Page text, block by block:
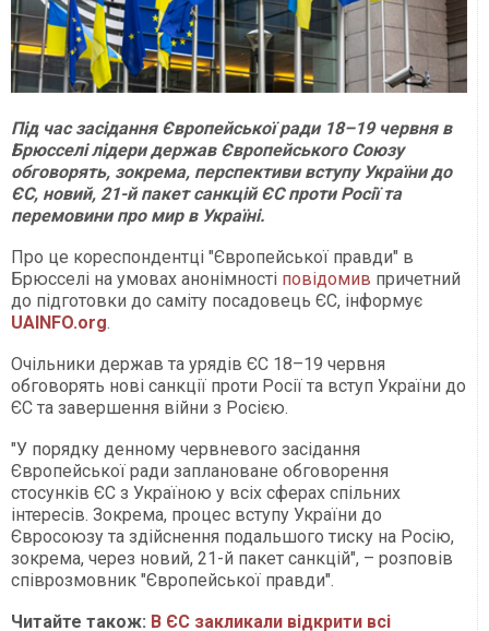
Під час засідання Європейської ради 18–19 червня в
Брюсселі лідери держав Європейського Союзу
обговорять, зокрема, перспективи вступу України до
ЄС, новий, 21-й пакет санкцій ЄС проти Росії та
перемовини про мир в Україні.
Про це кореспондентці "Європейської правди" в
Брюсселі на умовах анонімності повідомив причетний
до підготовки до саміту посадовець ЄС, інформує
UAINFO.org.
Очільники держав та урядів ЄС 18–19 червня
обговорять нові санкції проти Росії та вступ України до
ЄС та завершення війни з Росією.
"У порядку денному червневого засідання
Європейської ради заплановане обговорення
стосунків ЄС з Україною у всіх сферах спільних
інтересів. Зокрема, процес вступу України до
Євросоюзу та здійснення подальшого тиску на Росію,
зокрема, через новий, 21-й пакет санкцій", – розповів
співрозмовник "Європейської правди".
Читайте також: В ЄС закликали відкрити всі